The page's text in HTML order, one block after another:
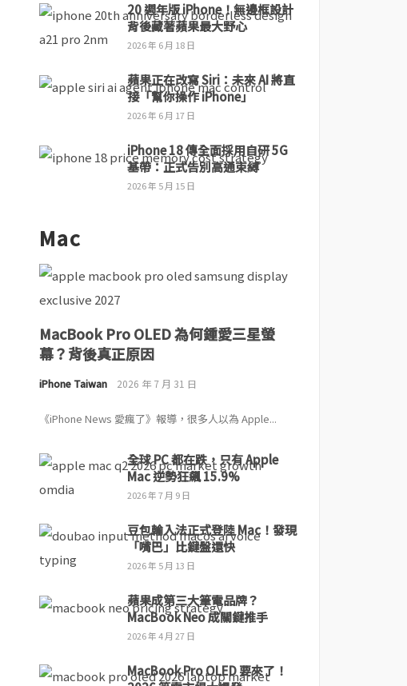
20 週年版 iPhone！無邊框設計
背後藏著蘋果最大野心
2026 年 6 月 18 日
蘋果正在改寫 Siri：未來 AI 將直
接「幫你操作 iPhone」
2026 年 6 月 17 日
iPhone 18 傳全面採用自研 5G
基帶：正式告別高通束縛
2026 年 5 月 15 日
Mac
MacBook Pro OLED 為何鍾愛三星螢
幕？背後真正原因
iPhone Taiwan 2026 年 7 月 31 日
《iPhone News 愛瘋了》報導，很多人以為 Apple...
全球 PC 都在跌，只有 Apple
Mac 逆勢狂飆 15.9%
2026 年 7 月 9 日
豆包輸入法正式登陸 Mac！發現
「嘴巴」比鍵盤還快
2026 年 5 月 13 日
蘋果成第三大筆電品牌？
MacBook Neo 成關鍵推手
2026 年 4 月 27 日
MacBook Pro OLED 要來了！